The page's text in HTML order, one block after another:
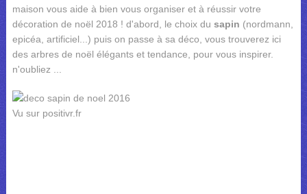
maison vous aide à bien vous organiser et à réussir votre
décoration de noël 2018 ! d'abord, le choix du sapin (nordmann,
epicéa, artificiel...) puis on passe à sa déco, vous trouverez ici
des arbres de noël élégants et tendance, pour vous inspirer.
n'oubliez ...
Vu sur positivr.fr